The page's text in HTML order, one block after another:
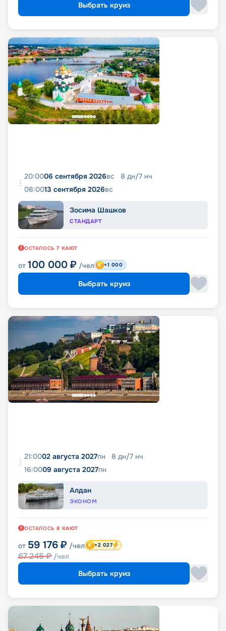
Выбрать круиз
20:0006 сентября 2026вс 8 дн/7 нч
08:0013 сентября 2026вс
Зосима Шашков
СТАНДАРТ
ОСТАЛОСЬ 7 КАЮТ
от 100 000 ₽ /чел +1 000
Выбрать круиз
21:0002 августа 2027пн 8 дн/7 нч
16:0009 августа 2027пн
Алдан
ЭКОНОМ
ОСТАЛОСЬ 8 КАЮТ
от 59 176 ₽ /чел
67 245₽ /чел
+2 027
Выбрать круиз